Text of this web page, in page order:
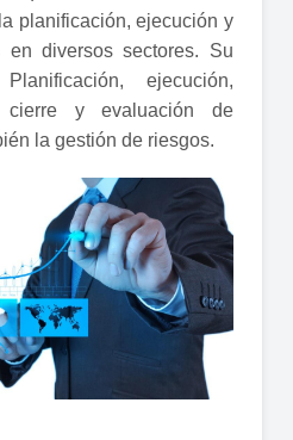
planificación, ejecución y
en diversos sectores. Su
ejecución,
cierre y evaluación de
la gestión de riesgos.